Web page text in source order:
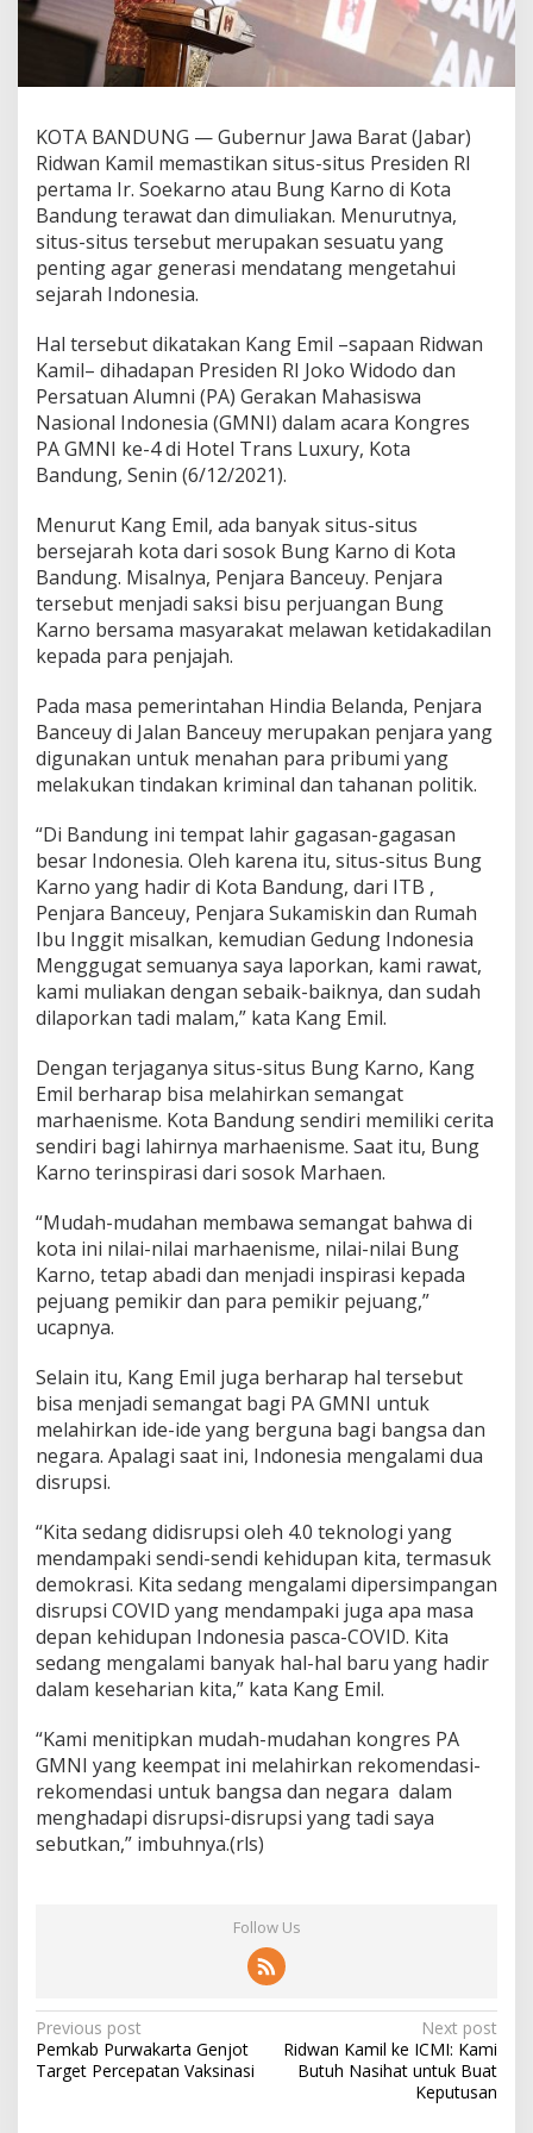
KOTA BANDUNG — Gubernur Jawa Barat (Jabar)
Ridwan Kamil memastikan situs-situs Presiden RI
pertama Ir. Soekarno atau Bung Karno di Kota
Bandung terawat dan dimuliakan. Menurutnya,
situs-situs tersebut merupakan sesuatu yang
penting agar generasi mendatang mengetahui
sejarah Indonesia.
Hal tersebut dikatakan Kang Emil –sapaan Ridwan
Kamil– dihadapan Presiden RI Joko Widodo dan
Persatuan Alumni (PA) Gerakan Mahasiswa
Nasional Indonesia (GMNI) dalam acara Kongres
PA GMNI ke-4 di Hotel Trans Luxury, Kota
Bandung, Senin (6/12/2021).
Menurut Kang Emil, ada banyak situs-situs
bersejarah kota dari sosok Bung Karno di Kota
Bandung. Misalnya, Penjara Banceuy. Penjara
tersebut menjadi saksi bisu perjuangan Bung
Karno bersama masyarakat melawan ketidakadilan
kepada para penjajah.
Pada masa pemerintahan Hindia Belanda, Penjara
Banceuy di Jalan Banceuy merupakan penjara yang
digunakan untuk menahan para pribumi yang
melakukan tindakan kriminal dan tahanan politik.
“Di Bandung ini tempat lahir gagasan-gagasan
besar Indonesia. Oleh karena itu, situs-situs Bung
Karno yang hadir di Kota Bandung, dari ITB ,
Penjara Banceuy, Penjara Sukamiskin dan Rumah
Ibu Inggit misalkan, kemudian Gedung Indonesia
Menggugat semuanya saya laporkan, kami rawat,
kami muliakan dengan sebaik-baiknya, dan sudah
dilaporkan tadi malam,” kata Kang Emil.
Dengan terjaganya situs-situs Bung Karno, Kang
Emil berharap bisa melahirkan semangat
marhaenisme. Kota Bandung sendiri memiliki cerita
sendiri bagi lahirnya marhaenisme. Saat itu, Bung
Karno terinspirasi dari sosok Marhaen.
“Mudah-mudahan membawa semangat bahwa di
kota ini nilai-nilai marhaenisme, nilai-nilai Bung
Karno, tetap abadi dan menjadi inspirasi kepada
pejuang pemikir dan para pemikir pejuang,”
ucapnya.
Selain itu, Kang Emil juga berharap hal tersebut
bisa menjadi semangat bagi PA GMNI untuk
melahirkan ide-ide yang berguna bagi bangsa dan
negara. Apalagi saat ini, Indonesia mengalami dua
disrupsi.
“Kita sedang didisrupsi oleh 4.0 teknologi yang
mendampaki sendi-sendi kehidupan kita, termasuk
demokrasi. Kita sedang mengalami dipersimpangan
disrupsi COVID yang mendampaki juga apa masa
depan kehidupan Indonesia pasca-COVID. Kita
sedang mengalami banyak hal-hal baru yang hadir
dalam keseharian kita,” kata Kang Emil.
“Kami menitipkan mudah-mudahan kongres PA
GMNI yang keempat ini melahirkan rekomendasi-
rekomendasi untuk bangsa dan negara dalam
menghadapi disrupsi-disrupsi yang tadi saya
sebutkan,” imbuhnya.(rls)
Follow Us
Post
navigation
Previous post
Pemkab Purwakarta Genjot
Target Percepatan Vaksinasi
Next post
Ridwan Kamil ke ICMI: Kami
Butuh Nasihat untuk Buat
Keputusan